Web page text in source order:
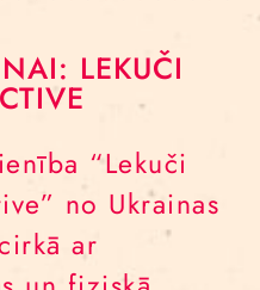
LEKUČI
“Lekuči
no Ukrainas
ar